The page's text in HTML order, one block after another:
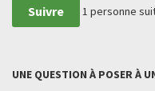
Suivre 1 personne
UNE QUESTION À POSER À